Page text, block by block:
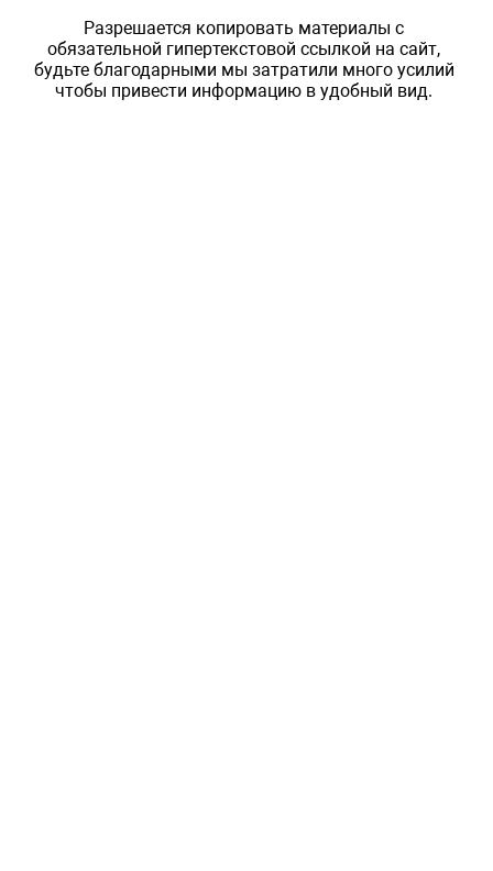
Разрешается копировать материалы с
обязательной гипертекстовой ссылкой на сайт,
будьте благодарными мы затратили много усилий
чтобы привести информацию в удобный вид.